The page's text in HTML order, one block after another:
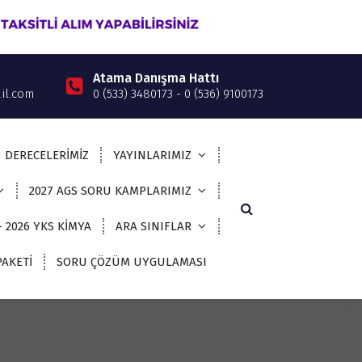
Atama Danışma Hattı
0 (533) 3480173 - 0 (536) 9100173
DERECELERİMİZ YAYINLARIMIZ
2027 AGS SORU KAMPLARIMIZ
2026 YKS KİMYA ARA SINIFLAR
SORU ÇÖZÜM UYGULAMASI